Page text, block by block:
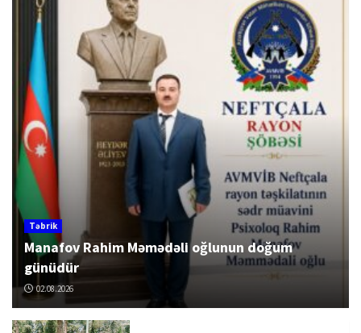
Təbrik
Manafov Rahim Məmədəli oğlunun doğum
günüdür
02.08.2026